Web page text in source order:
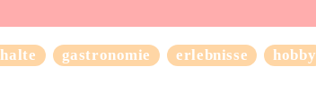
gastronomie erlebnisse hobby